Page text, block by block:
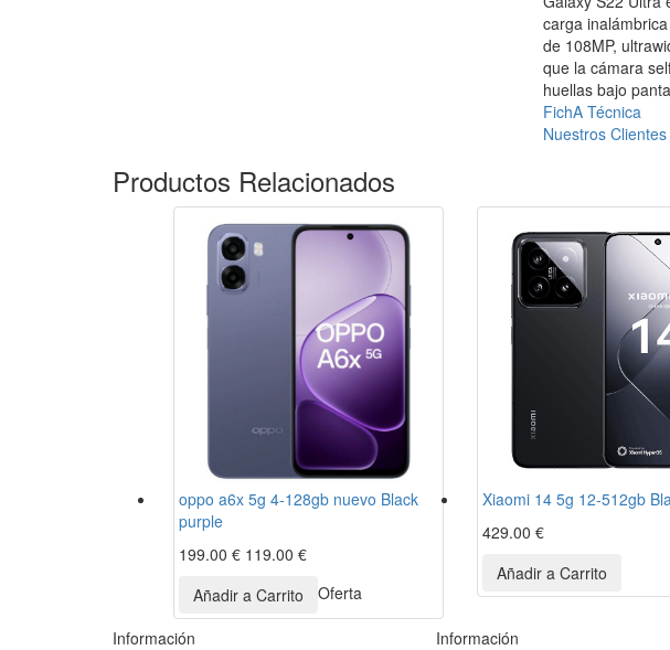
carga
de 108MP,
que la cámara
huellas bajo
FichA Técnica
Nuestros
Productos Relacionados
oppo a6x 5g 4-128gb nuevo Black
purple
199.00 € 119.00 €
Oferta
Xiaomi 14 5g 12-512gb
429.00 €
Información Información